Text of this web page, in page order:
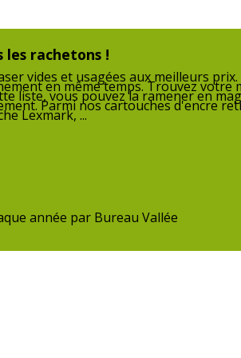
ISO 9001, OHASA
les rachetons !
vides et usagées aux meilleurs prix.
en même temps. Trouvez votre
liste, vous pouvez la ramener en
Parmi nos cartouches d'encre
Lexmark, ...
année par Bureau Vallée